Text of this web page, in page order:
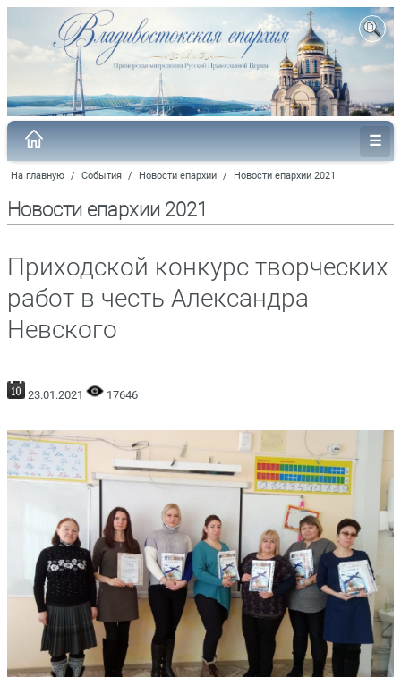
На главную / События / Новости епархии / Новости епархии 2021
Новости епархии 2021
Приходской конкурс творческих
работ в честь Александра
Невского
23.01.2021 17646